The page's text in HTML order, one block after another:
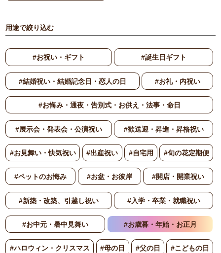
用途で絞り込む
#お祝い・ギフト #誕生日ギフト
#結婚祝い・結婚記念日・恋人の日 #お礼・内祝い
#お悔み・通夜・告別式・お供え・法事・命日
#展示会・発表会・公演祝い #歓送迎・昇進・昇格祝い
#お見舞い・快気祝い #出産祝い #自宅用 #旬の花定期便
#ペットのお悔み #お盆・お彼岸 #開店・開業祝い
#新築・改築、引越し祝い #入学・卒業・就職祝い
#お中元・暑中見舞い #お歳暮・年始・お正月
#ハロウィン・クリスマス #母の日 #父の日 #こどもの日